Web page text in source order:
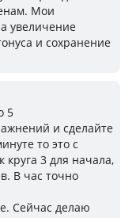
Мои
увеличение
и сохранение
5
и сделайте
то это с
круга 3 для начала,
В час точно
Сейчас делаю